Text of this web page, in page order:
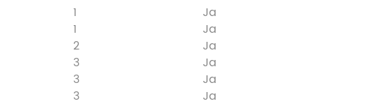
1
Ja
1
Ja
2
Ja
3
Ja
3
Ja
3 Ja